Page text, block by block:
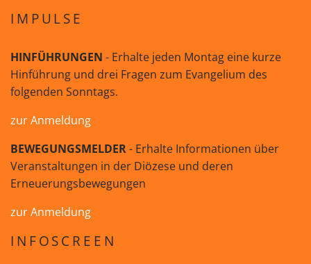
IMPULSE
HINFÜHRUNGEN - Erhalte jeden Montag eine kurze
Hinführung und drei Fragen zum Evangelium des
folgenden Sonntags.
zur Anmeldung
BEWEGUNGSMELDER- Erhalte Informationen über
Veranstaltungen in der Diözese und deren
Erneuerungsbewegungen
zur Anmeldung
INFOSCREEN